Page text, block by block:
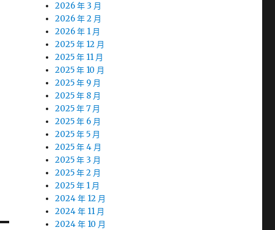
2026 年 3 月
2026 年 2 月
2026 年 1 月
2025 年 12 月
2025 年 11 月
2025 年 10 月
2025 年 9 月
2025 年 8 月
2025 年 7 月
2025 年 6 月
2025 年 5 月
2025 年 4 月
2025 年 3 月
2025 年 2 月
2025 年 1 月
2024 年 12 月
2024 年 11 月
2024 年 10 月